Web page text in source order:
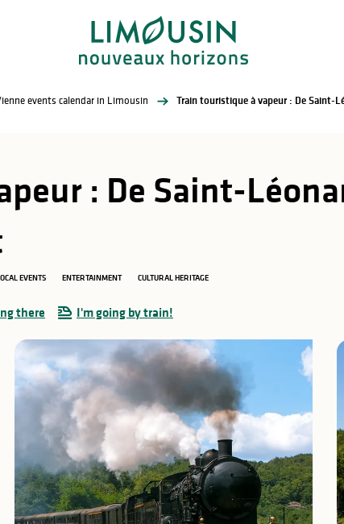
events calendar in Limousin
: De Saint-
EVENTS ENTERTAINMENT CULTURAL HERITAGE
there I'm going by train!